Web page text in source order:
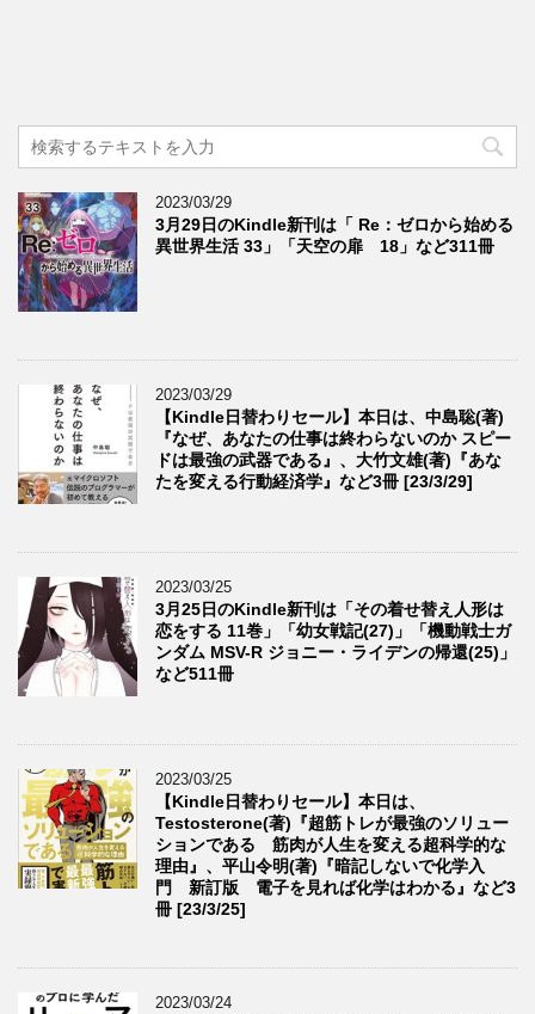
2023/03/29
3月29日のKindle新刊は「 Re：ゼロから始める
異世界生活 33」「天空の扉 18」など311冊
2023/03/29
【Kindle日替わりセール】本日は、中島聡(著)
『なぜ、あなたの仕事は終わらないのか スピー
ドは最強の武器である』、大竹文雄(著)『あな
たを変える行動経済学』など3冊 [23/3/29]
2023/03/25
3月25日のKindle新刊は「その着せ替え人形は
恋をする 11巻」「幼女戦記(27)」「機動戦士ガ
ンダム MSV-R ジョニー・ライデンの帰還(25)」
など511冊
2023/03/25
【Kindle日替わりセール】本日は、
Testosterone(著)『超筋トレが最強のソリュー
ションである 筋肉が人生を変える超科学的な
理由』、平山令明(著)『暗記しないで化学入
門 新訂版 電子を見れば化学はわかる』など3
冊 [23/3/25]
2023/03/24